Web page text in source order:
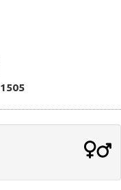
1505